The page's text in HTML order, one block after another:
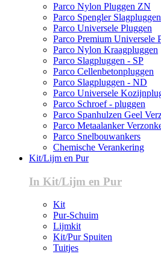
Parco Nylon Pluggen ZN
Parco Spengler Slagpluggen
Parco Universele Pluggen
Parco Premium Universele
Parco Nylon Kraagpluggen
Parco Slagpluggen - SP
Parco Cellenbetonpluggen
Parco Slagpluggen - ND
Parco Universele
Parco Schroef - pluggen
Parco Spanhulzen Geel
Parco Metaalanker
Parco Snelbouwankers
Chemische Verankering
Kit/Lijm en Pur
In Kit/Lijm en Pur
Kit
Pur-Schuim
Lijmkit
Kit/Pur Spuiten
Tuitjes